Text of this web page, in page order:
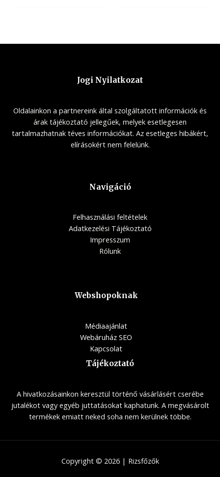
Jogi Nyilatkozat
Oldalainkon a partnereink által szolgáltatott információk és
árak tájékoztató jellegűek, melyek esetlegesen
tartalmazhatnak téves információkat. Az esetleges hibákért,
elírásokért nem felelünk.
Navigáció
Felhasználási feltételek
Adatkezelési Tájékoztató
Impresszum
Rólunk
Webshopoknak
Médiaajánlat
Webáruház SEO
Kapcsolat
Tájékoztató
A hivatkozásainkon keresztül történő vásárlásért cserébe
jutalékot vagy egyéb juttatásokat kaphatunk. A megvásárolt
termékek emiatt neked soha nem kerülnek többe.
Copyright © 2026 | Rizsfőzők